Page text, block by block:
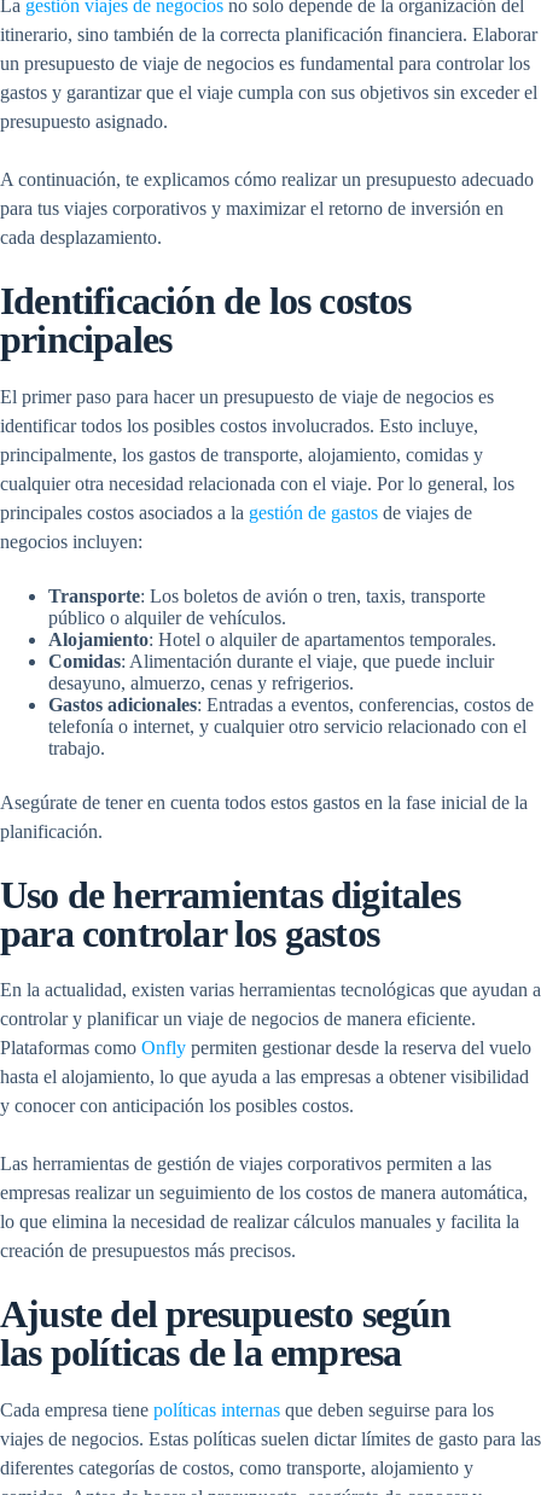
La gestión viajes de negocios no solo depende de la organización del
itinerario, sino también de la correcta planificación financiera. Elaborar
un presupuesto de viaje de negocios es fundamental para controlar los
gastos y garantizar que el viaje cumpla con sus objetivos sin exceder el
presupuesto asignado.
A continuación, te explicamos cómo realizar un presupuesto adecuado
para tus viajes corporativos y maximizar el retorno de inversión en
cada desplazamiento.
Identificación de los costos
principales
El primer paso para hacer un presupuesto de viaje de negocios es
identificar todos los posibles costos involucrados. Esto incluye,
principalmente, los gastos de transporte, alojamiento, comidas y
cualquier otra necesidad relacionada con el viaje. Por lo general, los
principales costos asociados a la gestión de gastos de viajes de
negocios incluyen:
Transporte: Los boletos de avión o tren, taxis, transporte
público o alquiler de vehículos.
Alojamiento: Hotel o alquiler de apartamentos temporales.
Comidas: Alimentación durante el viaje, que puede incluir
desayuno, almuerzo, cenas y refrigerios.
Gastos adicionales: Entradas a eventos, conferencias, costos de
telefonía o internet, y cualquier otro servicio relacionado con el
trabajo.
Asegúrate de tener en cuenta todos estos gastos en la fase inicial de la
planificación.
Uso de herramientas digitales
para controlar los gastos
En la actualidad, existen varias herramientas tecnológicas que ayudan a
controlar y planificar un viaje de negocios de manera eficiente.
Plataformas como Onfly permiten gestionar desde la reserva del vuelo
hasta el alojamiento, lo que ayuda a las empresas a obtener visibilidad
y conocer con anticipación los posibles costos.
Las herramientas de gestión de viajes corporativos permiten a las
empresas realizar un seguimiento de los costos de manera automática,
lo que elimina la necesidad de realizar cálculos manuales y facilita la
creación de presupuestos más precisos.
Ajuste del presupuesto según
las políticas de la empresa
Cada empresa tiene políticas internas que deben seguirse para los
viajes de negocios. Estas políticas suelen dictar límites de gasto para las
diferentes categorías de costos, como transporte, alojamiento y